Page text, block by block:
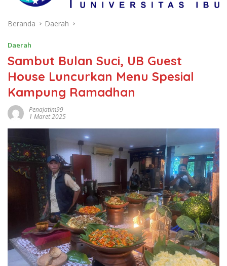
Beranda Daerah
Daerah
Sambut Bulan Suci, UB Guest
House Luncurkan Menu Spesial
Kampung Ramadhan
Penajatim99
1 Maret 2025